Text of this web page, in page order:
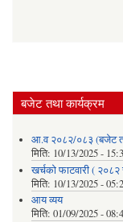
बजेट तथा कार्यक्रम
आ.व २०८२/०८३ (बजेट
मिति: 10/13/2025 -
खर्चको फाटवारी (
मिति: 10/13/2025 -
आय व्यय
मिति: 01/09/2025 -